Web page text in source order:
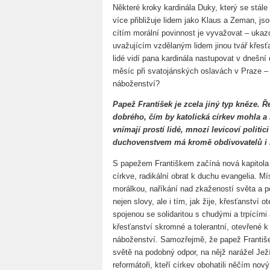
Některé kroky kardinála Duky, který se
více přibližuje lidem jako Klaus a Zeman,
cítím morální povinnost je vyvažovat –
uvažujícím vzdělaným lidem jinou tvář
lidé vidí pana kardinála nastupovat v
měsíc při svatojánských oslavách v Praze
náboženství?
Papež František je zcela jiný typ kněze.
dobrého, čím by katolická církev mohla
vnímají prostí lidé, mnozí levicoví politici
duchovenstvem má kromě obdivovatelů
S papežem Františkem začíná nová
církve, radikální obrat k duchu evangelia.
morálkou, naříkání nad zkažeností světa a
nejen slovy, ale i tím, jak žije, křesťanství
spojenou se solidaritou s chudými a
křesťanství skromné a tolerantní, otevřené
náboženství. Samozřejmě, že papež
světě na podobný odpor, na nějž narážel
reformátoři, kteří církev obohatili něčím